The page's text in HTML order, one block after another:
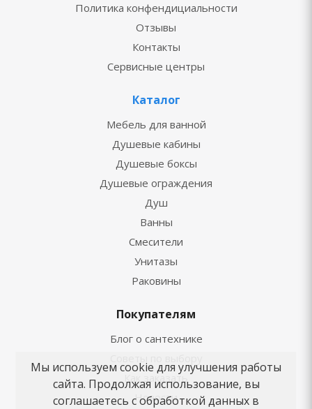
Политика конфендициальности
Отзывы
Контакты
Сервисные центры
Каталог
Мебель для ванной
Душевые кабины
Душевые боксы
Душевые ограждения
Душ
Ванны
Смесители
Унитазы
Раковины
Покупателям
Блог о сантехнике
Как заказать
Новости
Мы используем cookie для улучшения работы
сайта. Продолжая использование, вы
соглашаетесь с обработкой данных в